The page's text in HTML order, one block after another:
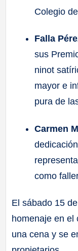
Colegio
Falla
sus
ninot
mayor e
pura de
Carmen
como
El sábado 15
homenaje en el
una cena y se